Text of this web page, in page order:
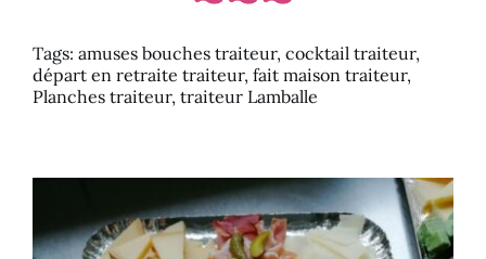
Tags: amuses bouches traiteur, cocktail traiteur,
départ en retraite traiteur, fait maison traiteur,
Planches traiteur, traiteur Lamballe